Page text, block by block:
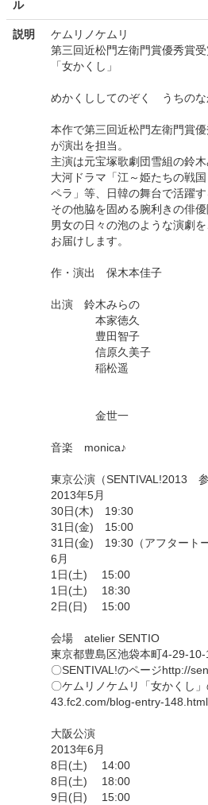
ル
説明
ケムリノケムリ
第三回近松門左衛門賞優秀賞
「女かくし」
めかくししてのぞく うちのな
本作で第三回近松門左衛門賞
が演出を担当。
主演は元宝塚歌劇団雪組の鈴
大河ドラマ「江～姫たちの戦
ペラ」等、日韓の舞台で活躍す
その他脇を固める腕利きの俳優
男女の日々の泡のような演劇
お届けします。
作・演出 保木本佳子
出演 鈴木みらの
本家徳久
豊田智子
信原久美子
稲松遥
金世一
音楽 monica♪
東京公演（SENTIVAL!2013 参
2013年5月
30日(木) 19:30
31日(金) 15:00
31日(金) 19:30（アフタートー
6月
1日(土) 15:00
1日(土) 18:30
2日(日) 15:00
会場 atelier SENTIO
東京都豊島区池袋本町4-29-10-
〇SENTIVAL!のページhttp://
〇ケムリノケムリ「女かくし
43.fc2.com/blog-entry-148.html
大阪公演
2013年6月
8日(土) 14:00
8日(土) 18:00
9日(日) 15:00